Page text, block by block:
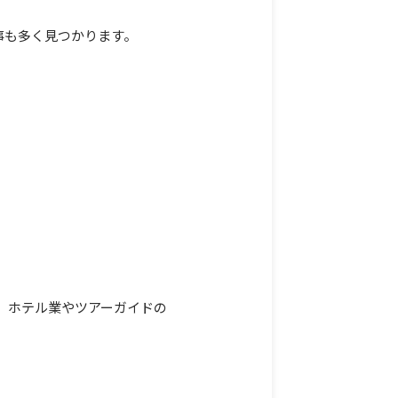
多く見つかります。
テル業やツアーガイドの